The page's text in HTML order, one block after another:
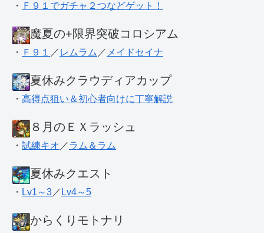
・ Ｆ９１でガチャ２つなどゲット！
魔夏の+限界突破コロシアム
・ Ｆ９１ ／ レムラム ／ メイドセイナ
夏休みクラウディアカップ
・ 高得点狙い＆初心者向けに丁寧解説
８月のＥＸラッシュ
・ 試練キオ ／ラム＆ラム
夏休みクエスト
・ Lv1～3 ／ Lv4～5
からくりモトナリ